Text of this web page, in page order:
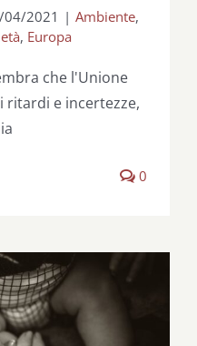
04/2021 | Ambiente,
, Europa
che l'Unione
ritardi e incertezze,
0